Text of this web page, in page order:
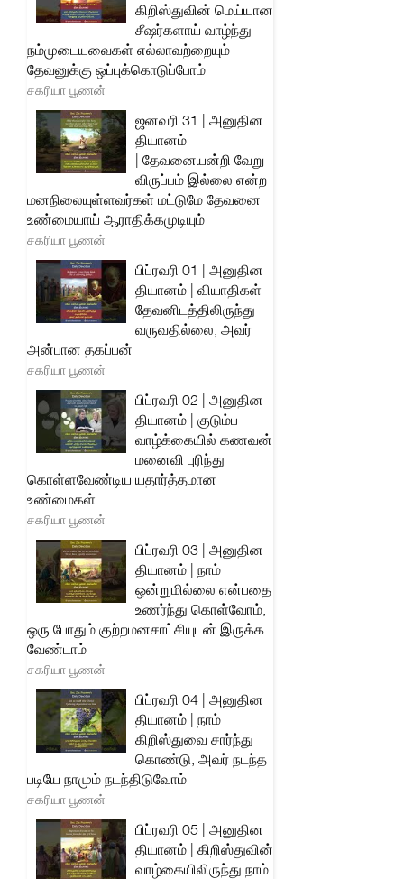
கிறிஸ்துவின் மெய்யான
சீஷர்களாய் வாழ்ந்து
நம்முடையவைகள் எல்லாவற்றையும்
தேவனுக்கு ஒப்புக்கொடுப்போம்
சகரியா பூணன்
ஜனவரி 31 | அனுதின
தியானம்
| தேவனையன்றி வேறு
விருப்பம் இல்லை என்ற
மனநிலையுள்ளவர்கள் மட்டுமே தேவனை
உண்மையாய் ஆராதிக்கமுடியும்
சகரியா பூணன்
பிப்ரவரி 01 | அனுதின
தியானம் | வியாதிகள்
தேவனிடத்திலிருந்து
வருவதில்லை, அவர்
அன்பான தகப்பன்
சகரியா பூணன்
பிப்ரவரி 02 | அனுதின
தியானம் | குடும்ப
வாழ்க்கையில் கணவன்
மனைவி புரிந்து
கொள்ளவேண்டிய யதார்த்தமான
உண்மைகள்
சகரியா பூணன்
பிப்ரவரி 03 | அனுதின
தியானம் | நாம்
ஒன்றுமில்லை என்பதை
உணர்ந்து கொள்வோம்,
ஒரு போதும் குற்றமனசாட்சியுடன் இருக்க
வேண்டாம்
சகரியா பூணன்
பிப்ரவரி 04 | அனுதின
தியானம் | நாம்
கிறிஸ்துவை சார்ந்து
கொண்டு, அவர் நடந்த
படியே நாமும் நடந்திடுவோம்
சகரியா பூணன்
பிப்ரவரி 05 | அனுதின
தியானம் | கிறிஸ்துவின்
வாழ்கையிலிருந்து நாம்